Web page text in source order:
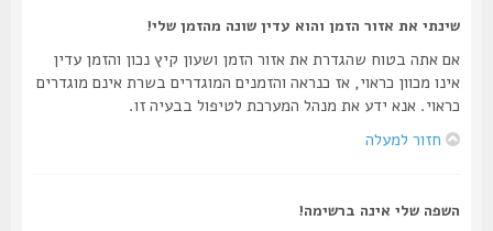
שינתי את אזור הזמן והוא עדין שונה מהזמן שלי!
אם אתה בטוח שהגדרת את אזור הזמן ושעון קיץ נכון והזמן עדין
אינו מכוון כראוי, אז כנראה והזמנים המוגדרים בשרת אינם מוגדרים
כראוי. אנא ידע את מנהל המערכת לטיפול בבעיה זו.
חזור למעלה
השפה שלי אינה ברשימה!